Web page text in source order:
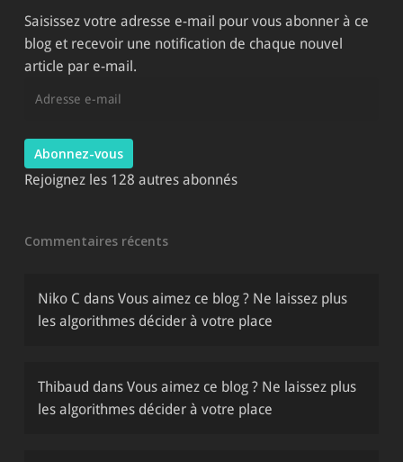
Saisissez votre adresse e-mail pour vous abonner à ce
blog et recevoir une notification de chaque nouvel
article par e-mail.
Abonnez-vous
Rejoignez les 128 autres abonnés
Commentaires récents
Niko C dans Vous aimez ce blog ? Ne laissez plus
les algorithmes décider à votre place
Thibaud dans Vous aimez ce blog ? Ne laissez plus
les algorithmes décider à votre place